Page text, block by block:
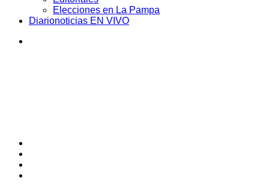
Elecciones en La Pampa
Diarionoticias EN VIVO